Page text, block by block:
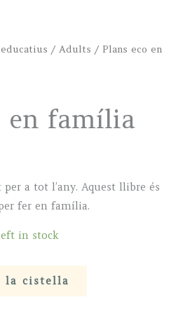
/Adults / Plans eco en
en família
a tot l’any. Aquest llibre és
fer en família.
in stock
la cistella